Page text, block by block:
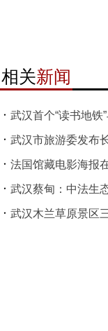
相关新闻
武汉首个“读书地铁
武汉市旅游委发布
法国馆藏电影海报
武汉蔡甸：中法生
武汉木兰草原景区